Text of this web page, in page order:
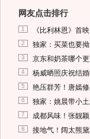
网友点击排行
1 《比利林恩》首
2 独家：买菜也要
3 京东和奶茶哪个
4 杨威晒照庆祝结
5 艳压群芳！唐嫣
6 独家：姚晨带小
7 成都风味！张靓
8 接地气！阔太熊